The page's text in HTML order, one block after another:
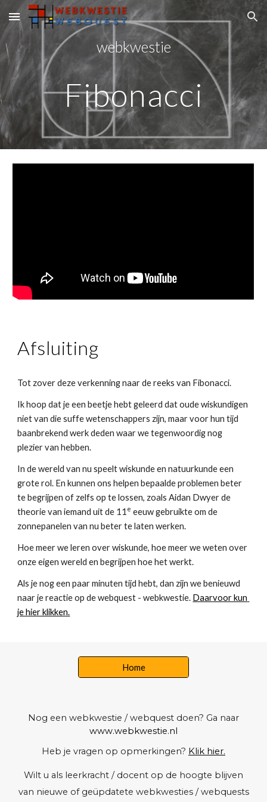
Skip to main content Skip to navigation
webkwestie
Fibonacci
Afsluiting
Tot zover deze verkenning naar de reeks van Fibonacci.
Ik hoop dat je een beetje hebt geleerd dat oude wiskundigen
niet van die suffe wetenschappers zijn, maar voor hun tijd
baanbrekend werk deden waar we tegenwoordig nog
plezier van hebben.
In de wereld van nu speelt wiskunde en natuurkunde een
grote rol. En kunnen ons helpen bepaalde problemen beter
te begrijpen of zelfs op te lossen, zoals Aidan Dwyer de
theorie van iemand uit de 11 e eeuw gebruikte om de
zonnepanelen van nu beter te laten werken.
Hoe meer we leren over wiskunde, hoe meer we weten over
onze eigen wereld en begrijpen hoe het werkt.
Als je nog een paar minuten tijd hebt, dan zijn we benieuwd
naar je reactie op de webquest - webkwestie. Daarvoor kun
je hier klikken.
Home
Nog een webkwestie / webquest doen? Ga naar
www.webkwestie.nl
Heb je vragen op opmerkingen? Klik hier.
Wilt u als leerkracht / docent op de hoogte blijven
van nieuwe of geüpdatete webkwesties / webquests